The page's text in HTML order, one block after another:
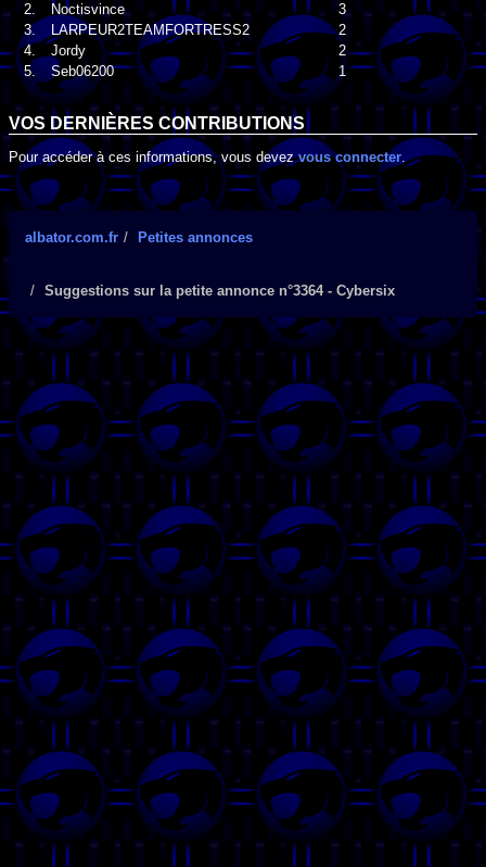
2.
Noctisvince
3
3.
LARPEUR2TEAMFORTRESS2
2
4.
Jordy
2
5.
Seb06200 1
VOS DERNIÈRES CONTRIBUTIONS
Pour accéder à ces informations, vous devezvous connecter
albator.com.fr Petites annonces
Suggestions sur la petite annonce n°3364 - Cybersix